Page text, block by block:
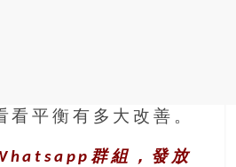
平衡有多大改善。
群組，發放